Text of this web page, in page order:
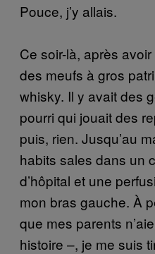
Pouce, j’y allais.
Ce soir-là, après
des meufs à gros
whisky. Il y avait des
pourri qui jouait des
puis, rien. Jusqu’au
habits sales dans un
d’hôpital et une
mon bras gauche. À
que mes parents
histoire –, je me suis